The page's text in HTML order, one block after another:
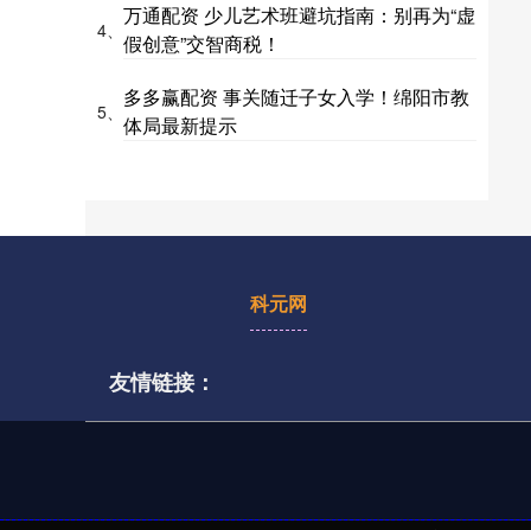
4、
万通配资 少儿艺术班避坑指南：别再为“虚
假创意”交智商税！
5、
多多赢配资 事关随迁子女入学！绵阳市教
体局最新提示
科元网
友情链接：